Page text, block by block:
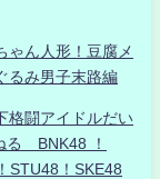
ん人形！豆腐メ
るみ男子末路編
闘アイドルだい
る BNK48 ！
STU48！SKE48